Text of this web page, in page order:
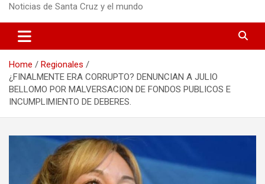
Noticias de Santa Cruz y el mundo
Home
Regionales
¿FINALMENTE ERA CORRUPTO? DENUNCIAN A JULIO
BELLOMO POR MALVERSACION DE FONDOS PUBLICOS E
INCUMPLIMIENTO DE DEBERES.